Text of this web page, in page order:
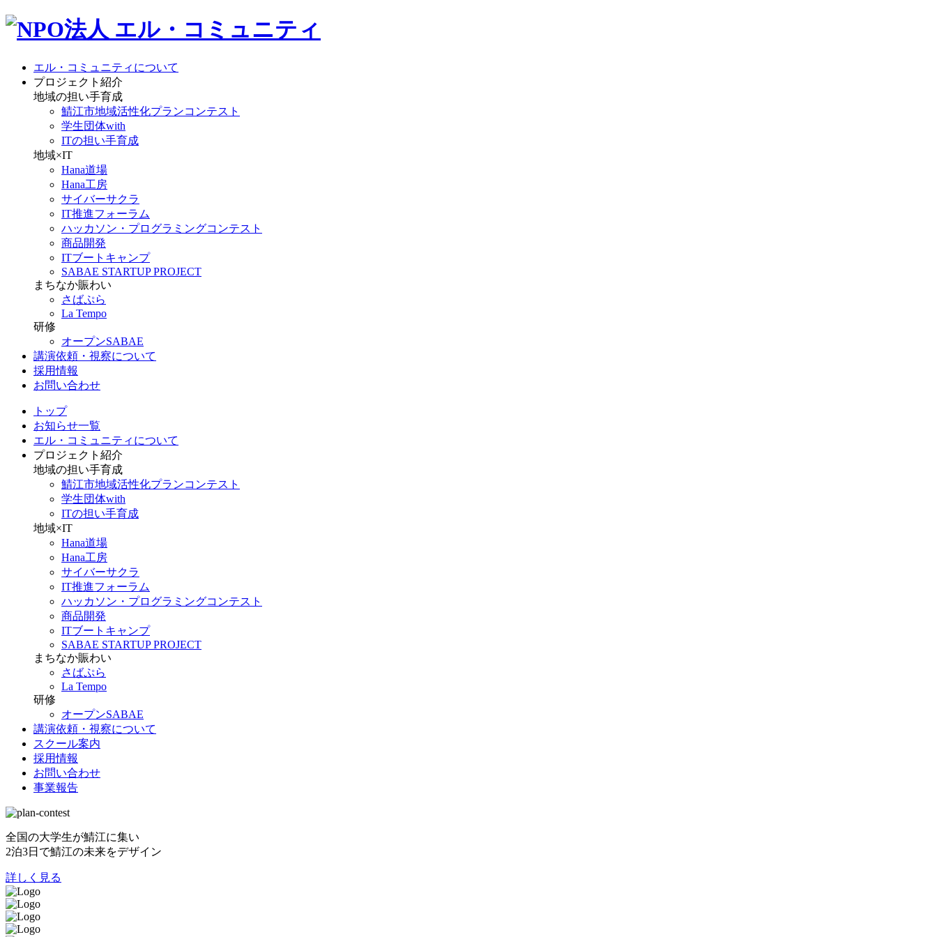
エル・コミュニティについて
プロジェクト紹介
地域の担い手育成
鯖江市地域活性化プランコンテスト
学生団体with
ITの担い手育成
地域×IT
Hana道場
Hana工房
サイバーサクラ
IT推進フォーラム
ハッカソン・プログラミングコンテスト
商品開発
ITブートキャンプ
SABAE STARTUP PROJECT
まちなか賑わい
さばぷら
La Tempo
研修
オープンSABAE
講演依頼・視察について
採用情報
お問い合わせ
トップ
お知らせ一覧
エル・コミュニティについて
プロジェクト紹介
地域の担い手育成
鯖江市地域活性化プランコンテスト
学生団体with
ITの担い手育成
地域×IT
Hana道場
Hana工房
サイバーサクラ
IT推進フォーラム
ハッカソン・プログラミングコンテスト
商品開発
ITブートキャンプ
SABAE STARTUP PROJECT
まちなか賑わい
さばぷら
La Tempo
研修
オープンSABAE
講演依頼・視察について
スクール案内
採用情報
お問い合わせ
事業報告
全国の大学生が鯖江に集い
2泊3日で鯖江の未来をデザイン
詳しく見る